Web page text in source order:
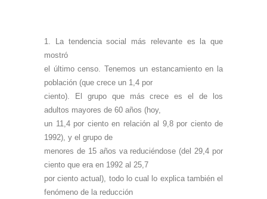
1.
La tendencia social más relevante es la que
mostró
el último censo. Tenemos un estancamiento en la
población (que crece un 1,4 por
ciento). El grupo que más crece es el de los
adultos mayores de 60 años (hoy,
un 11,4 por ciento en relación al 9,8 por ciento de
1992), y el grupo de
menores de 15 años va reduciéndose (del 29,4 por
ciento que era en 1992 al 25,7
por ciento actual), todo lo cual lo explica también el
fenómeno de la reducción